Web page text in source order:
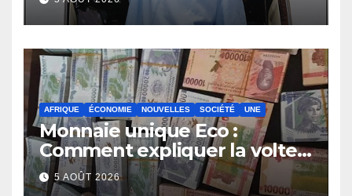
AFRIQUE ÉCONOMIE NOUVELLES SOCIÉTÉ UNE
Monnaie unique Eco :
Comment expliquer la volte-
face de la Guinée
5 AOÛT 2026